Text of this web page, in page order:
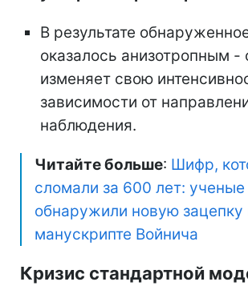
В результате
оказалось анизотропным -
изменяет свою
зависимости от
наблюдения.
Читайте больше: Шифр,
сломали за 600 лет: ученые
обнаружили новую зацепку
манускрипте Войнича
Кризис стандартной